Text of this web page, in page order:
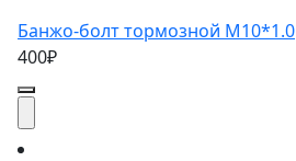
Банжо-болт тормозной М10*1.0
400₽